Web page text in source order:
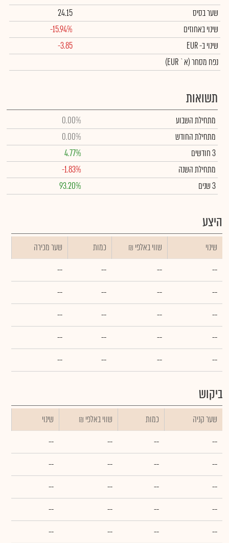
שער בסיס
24.15
שינוי באחוזים
-15.94%
שינויב- EUR
-3.85
נפח מסחר(א` EUR)
תשואות
מתחילת השבוע
0.00%
מתחילת החודש
0.00%
3 חודשים
4.77%
מתחילת השנה
-1.83%
3 שנים
93.20%
היצע
שינוי ₪ שווי באלפי כמות
שער מכירה
--
--
--
--
--
--
--
--
--
--
--
--
--
--
--
--
--
--
--
--
ביקוש
שער קניה כמות ₪ שווי באלפי
שינוי
--
--
--
--
--
--
--
--
--
--
--
--
--
--
--
--
--
--
--
--